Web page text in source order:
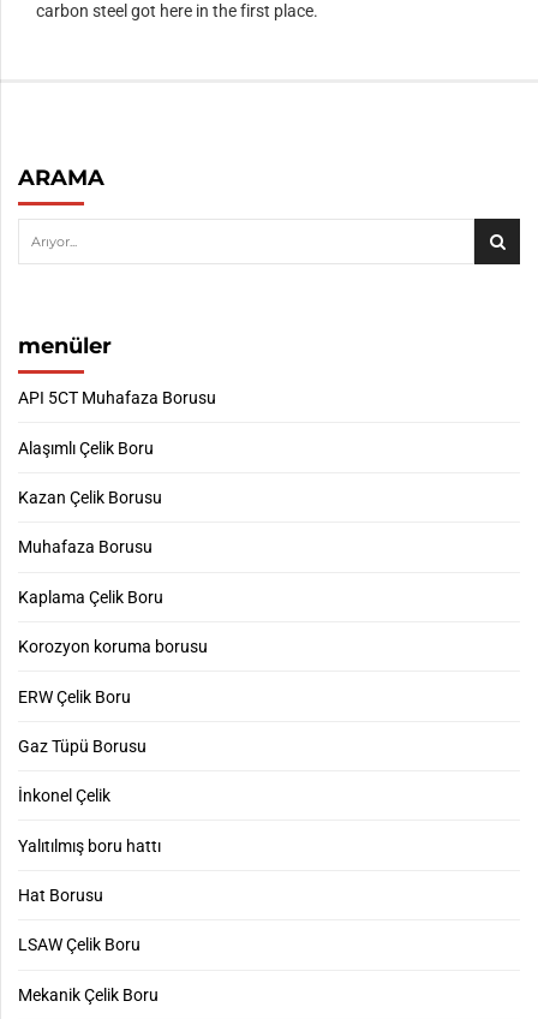
carbon steel got here in the first place.
ARAMA
menüler
API 5CT Muhafaza Borusu
Alaşımlı Çelik Boru
Kazan Çelik Borusu
Muhafaza Borusu
Kaplama Çelik Boru
Korozyon koruma borusu
ERW Çelik Boru
Gaz Tüpü Borusu
İnkonel Çelik
Yalıtılmış boru hattı
Hat Borusu
LSAW Çelik Boru
Mekanik Çelik Boru